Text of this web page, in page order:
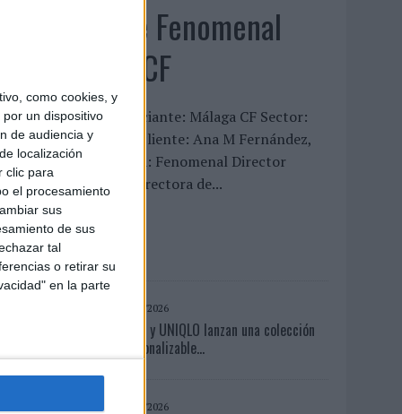
como cookies, y
un dispositivo
de audiencia y
localización
clic para
el procesamiento
sus
de sus
tal
o retirar su
en la parte
‘La vuelta’, de Fenomenal
para Málaga CF
TÉCNICA Anunciante: Málaga CF Sector:
Contacto del cliente: Ana M Fernández,
Valencia Agencia: Fenomenal Director
David Titos Directora de...
LEER MÁS
06/08/2026
Frigo y UNIQLO lanzan una colección
personalizable...
07/08/2026